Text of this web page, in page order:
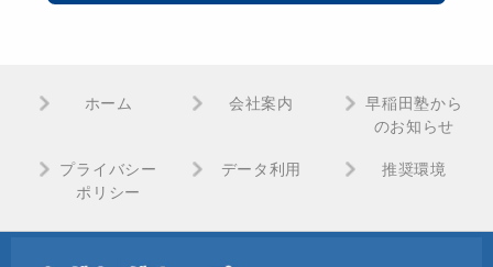
ホーム 会社案内
早稲田塾から
のお知らせ
プライバシー
ポリシー
データ利用 推奨環境